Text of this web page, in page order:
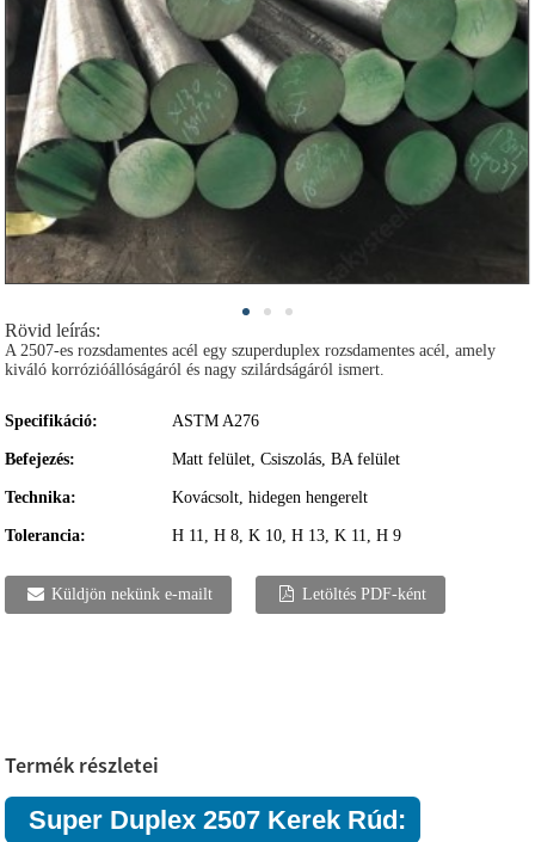
Rövid leírás:
A 2507-es rozsdamentes acél egy szuperduplex rozsdamentes acél, amely
kiváló korrózióállóságáról és nagy szilárdságáról ismert.
Specifikáció: ASTM A276
Befejezés: Matt felület, Csiszolás, BA felület
Technika: Kovácsolt, hidegen hengerelt
Tolerancia: H 11, H 8, K 10, H 13, K 11, H 9
Küldjön nekünk e-mailt Letöltés PDF-ként
Termék részletei
Super Duplex 2507 Kerek Rúd: